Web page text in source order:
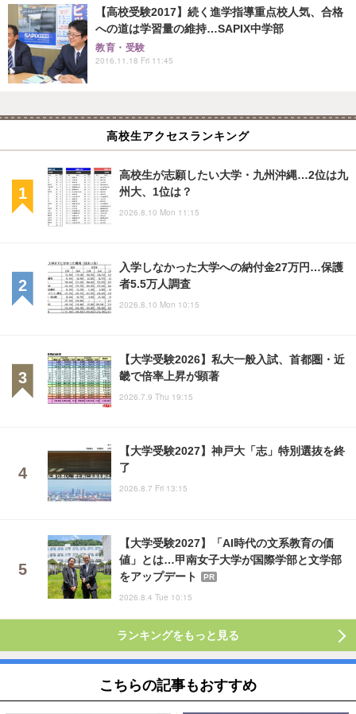
【高校受験2017】続く進学指導重点校人気、合格
への道は学習量の維持…SAPIX中学部
教育・受験
2016.11.18 Fri 11:45
高校生アクセスランキング
高校生が志願したい大学・九州沖縄…2位は九
州大、1位は？
2026.8.10 Mon 11:15
入学しなかった大学への納付金27万円…保護
者5.5万人調査
2026.8.10 Mon 10:15
【大学受験2026】私大一般入試、首都圏・近
畿で倍率上昇が顕著
2026.7.9 Thu 19:15
【大学受験2027】神戸大「志」特別選抜を終
了
2026.8.7 Fri 13:15
【大学受験2027】「AI時代の文系教育の価
値」とは…甲南女子大学が国際学部と文学部
をアップデート
PR
2026.8.4 Tue 10:15
ランキングをもっと見る
こちらの記事もおすすめ